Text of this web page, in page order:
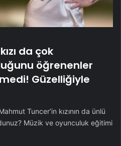
da çok
öğrenenler
Güzelliğiyle
Tuncer’in kızının da ünlü
Müzik ve oyunculuk eğitimi